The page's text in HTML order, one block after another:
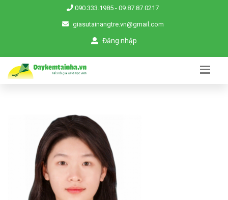
090.333.1985 - 09.87.87.0217
giasutainangtre.vn@gmail.com
Đăng nhập